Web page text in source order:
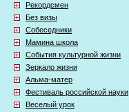
Рекордсмен
Без визы
Собеседники
Мамина школа
События культурной жизни
Зеркало жизни
Альма-матер
Фестиваль российской науки
Веселый урок